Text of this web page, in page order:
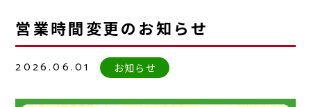
営業時間変更のお知らせ
2026.06.01 お知らせ